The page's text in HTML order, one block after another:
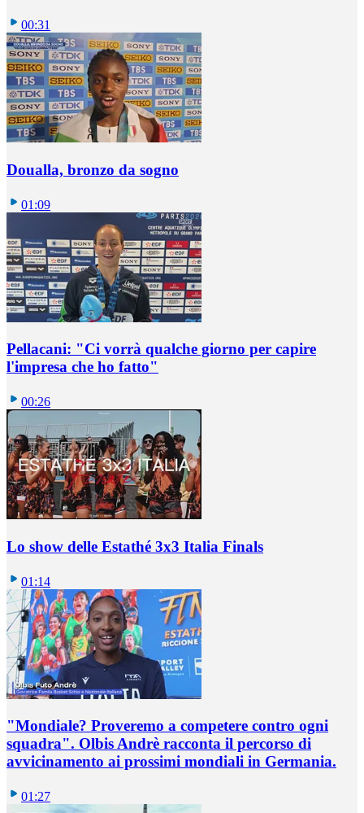
00:31
Doualla, bronzo da sogno
01:09
Pellacani: "Ci vorrà qualche giorno per capire
l'impresa che ho fatto"
00:26
Lo show delle Estathé 3x3 Italia Finals
01:14
"Mondiale? Proveremo a competere contro ogni
squadra". Olbis Andrè racconta il percorso di
avvicinamento ai prossimi mondiali in Germania.
01:27